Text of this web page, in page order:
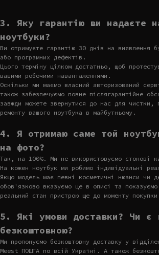
3. Яку гарантію ви надаєте
ноутбуки?
Ви отримуєте гарантію 30 днів на виявлення
або програмних дефектів.
Цього терміну цілком достатньо, щоб
вашими робочими навантаженнями.
Оскільки ми маємо власний авторизований
також забезпечуємо повне післягарантійне
завжди можете звернутися до нас для чистки,
ремонту вашого ноутбука в майбутньому.
4. Я отримаю саме той
на фото?
Так, на 100%. Ми не використовуємо стокові
На кожен ноутбук ми робимо індивідуальні
Якщо модель має певні косметичні нюанси чи
обов'язково вказуємо це в описі та
реальний стан пристрою ще до моменту
5. Які умови доставки? Чи є
безкоштовною?
Ми пропонуємо безкоштовну доставку у
Meest ПОШТА по всій Україні. А також